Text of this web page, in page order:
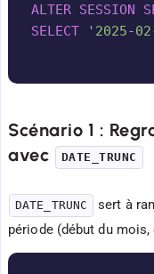
ALTER SESSION
SELECT
'2025-
Scénario 1 :
avec
DATE_TRUNC
DATE_TRUNC
sert à
période (début du